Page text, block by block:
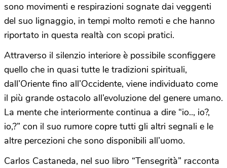
sono movimenti e respirazioni sognate dai veggenti
del suo lignaggio, in tempi molto remoti e che hanno
riportato in questa realtà con scopi pratici.
Attraverso il silenzio interiore è possibile sconfiggere
quello che in quasi tutte le tradizioni spirituali,
dall’Oriente fino all’Occidente, viene individuato come
il più grande ostacolo all’evoluzione del genere umano.
La mente che interiormente continua a dire “io.., io?,
io,?” con il suo rumore copre tutti gli altri segnali e le
altre percezioni che sono disponibili all’uomo.
Carlos Castaneda, nel suo libro “Tensegrità” racconta